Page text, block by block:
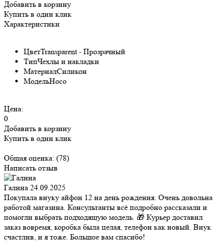
Добавить в корзину
Купить в один клик
Характеристики
ЦветTransparent - Прозрачный
ТипЧехлы и накладки
МатериалСиликон
МодельHoco
Цена:
0
Добавить в корзину
Купить в один клик
Общая оценка: (78)
Написать отзыв
Галина 24.09.2025
Покупала внуку айфон 12 на день рождения. Очень довольна
работой магазина. Консультанты всё подробно рассказали и
помогли выбрать подходящую модель. 🎁 Курьер доставил
заказ вовремя, коробка была целая, телефон как новый. Внук
счастлив, и я тоже. Большое вам спасибо!